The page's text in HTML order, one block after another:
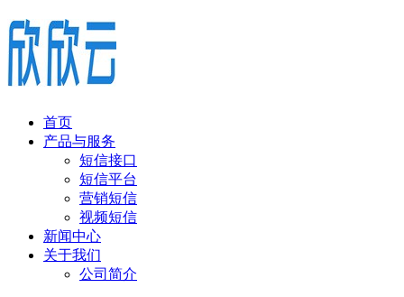
首页
产品与服务
短信接口
短信平台
营销短信
视频短信
新闻中心
关于我们
公司简介